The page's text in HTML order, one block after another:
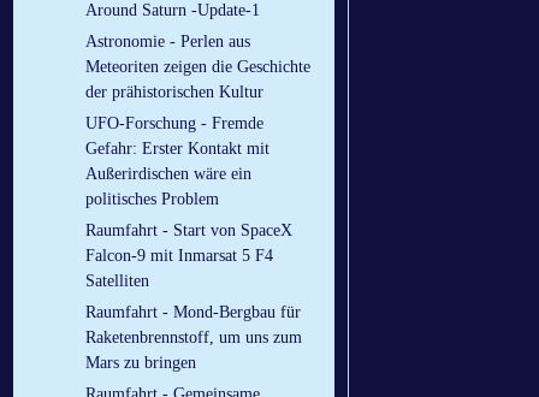
Around Saturn -Update-1
Astronomie - Perlen aus
Meteoriten zeigen die Geschichte
der prähistorischen Kultur
UFO-Forschung - Fremde
Gefahr: Erster Kontakt mit
Außerirdischen wäre ein
politisches Problem
Raumfahrt - Start von SpaceX
Falcon-9 mit Inmarsat 5 F4
Satelliten
Raumfahrt - Mond-Bergbau für
Raketenbrennstoff, um uns zum
Mars zu bringen